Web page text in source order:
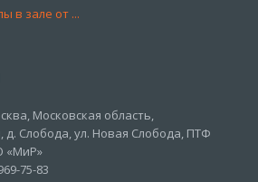
в зале от ...
Московская область,
д. Слобода, ул. Новая Слобода, ПТФ
«МиР»
75-83